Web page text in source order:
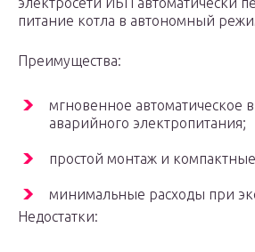
питание котла в автономный
Преимущества:
мгновенное автоматическое
аварийного электропитания;
простой монтаж и
минимальные расходы при
Недостатки: